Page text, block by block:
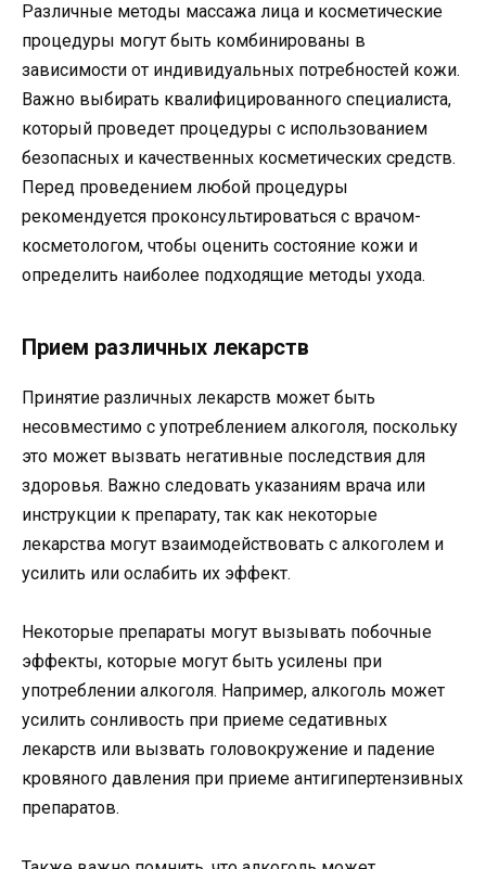
Различные методы массажа лица и косметические
процедуры могут быть комбинированы в
зависимости от индивидуальных потребностей кожи.
Важно выбирать квалифицированного специалиста,
который проведет процедуры с использованием
безопасных и качественных косметических средств.
Перед проведением любой процедуры
рекомендуется проконсультироваться с врачом-
косметологом, чтобы оценить состояние кожи и
определить наиболее подходящие методы ухода.
Прием различных лекарств
Принятие различных лекарств может быть
несовместимо с употреблением алкоголя, поскольку
это может вызвать негативные последствия для
здоровья. Важно следовать указаниям врача или
инструкции к препарату, так как некоторые
лекарства могут взаимодействовать с алкоголем и
усилить или ослабить их эффект.
Некоторые препараты могут вызывать побочные
эффекты, которые могут быть усилены при
употреблении алкоголя. Например, алкоголь может
усилить сонливость при приеме седативных
лекарств или вызвать головокружение и падение
кровяного давления при приеме антигипертензивных
препаратов.